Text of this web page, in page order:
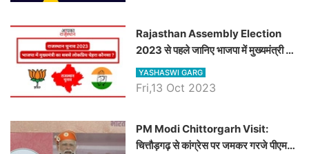
Rajasthan Assembly Election
2023 से पहले जानिए भाजपा में मुख्यमंत्री का
सबसे लोकप्रिय चेहरा कौनसा ?
YASHASWI GARG
Fri,13 Oct 2023
PM Modi Chittorgarh Visit:
चित्तौड़गढ़ से कांग्रेस पर जमकर गरजे पीएम